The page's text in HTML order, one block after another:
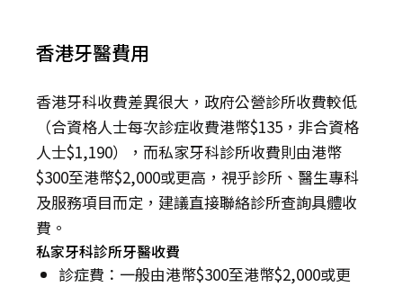
香港牙醫費用
香港牙科收費差異很大，政府公營診所收費較低
（合資格人士每次診症收費港幣$135，非合資格
人士$1,190），而私家牙科診所收費則由港幣
$300至港幣$2,000或更高，視乎診所、醫生專科
及服務項目而定，建議直接聯絡診所查詢具體收
費。
私家牙科診所牙醫收費
診症費：一般由港幣$300至港幣$2,000或更